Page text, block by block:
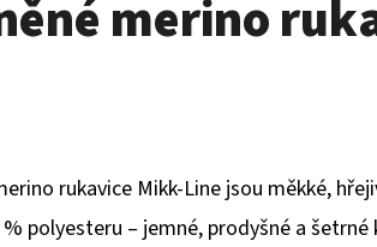
merino
rukavice Mikk-Line jsou měkké,
% polyesteru – jemné, prodyšné a